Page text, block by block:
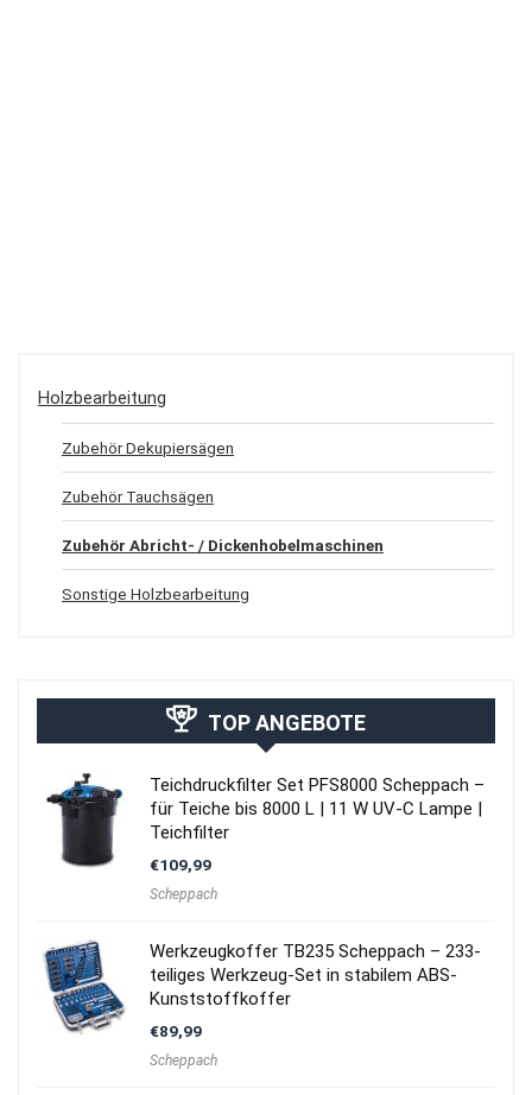
Holzbearbeitung
Zubehör Dekupiersägen
Zubehör Tauchsägen
Zubehör Abricht- / Dickenhobelmaschinen
Sonstige Holzbearbeitung
TOP ANGEBOTE
Teichdruckfilter Set PFS8000 Scheppach –
für Teiche bis 8000 L | 11 W UV-C Lampe |
Teichfilter
€109,99
Scheppach
Werkzeugkoffer TB235 Scheppach – 233-
teiliges Werkzeug-Set in stabilem ABS-
Kunststoffkoffer
€89,99
Scheppach